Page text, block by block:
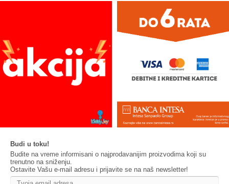
Budi u toku!
Budite na vreme informisani o najprodavanijim proizvodima koji su
trenutno na sniženju.
Ostavite Vašu e-mail adresu i prijavite se na naš newsletter!